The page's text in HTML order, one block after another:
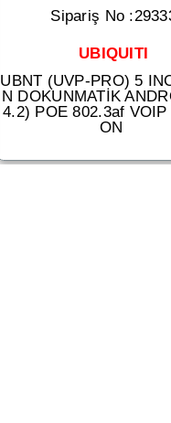
Sipariş No
UBIQUITI
UBNT (UVP-PRO) 5
N DOKUNMATİK
4.2) POE 802.3af VOIP
ON